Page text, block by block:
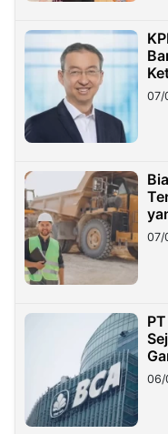
07/
07/
06/